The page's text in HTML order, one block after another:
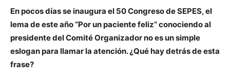
En pocos días se inaugura el 50 Congreso de SEPES, el
lema de este año “Por un paciente feliz” conociendo al
presidente del Comité Organizador no es un simple
eslogan para llamar la atención. ¿Qué hay detrás de esta
frase?